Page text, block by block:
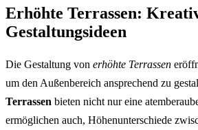
Erhöhte Terrassen:
Gestaltungsideen
Die Gestaltung von erhöhte Terrassen
um den Außenbereich ansprechend zu
Terrassen bieten nicht nur eine
ermöglichen auch, Höhenunterschiede